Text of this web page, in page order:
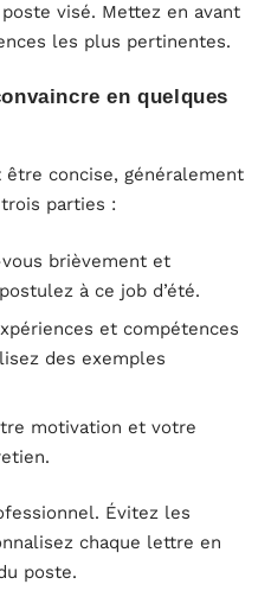
visé. Mettez en avant
les plus pertinentes.
en quelques
concise, généralement
parties :
brièvement et
à ce job d’été.
et compétences
des exemples
motivation et votre
Évitez les
chaque lettre en
poste.